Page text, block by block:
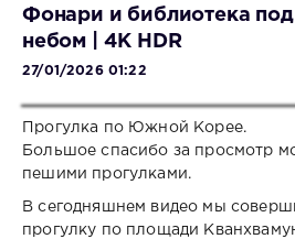
Фонари и библиотека
небом | 4K HDR
27/01/2026 01:22
Прогулка по Южной Корее.
Большое спасибо за просмотр
пешими прогулками.
В сегодняшнем видео мы
прогулку по площади